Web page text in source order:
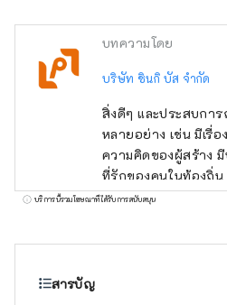
บทความโดย
บริษัท ชินกิ บัส จำกัด
สิ่งดีๆ และประสบกา
หลายอย่าง เช่น มีเรื่
ความคิดของผู้สร้าง
ที่รักของคนในท้องถิ่น
ประสบการณ์ที่ทำให้
บริการนี้รวมโฆษณาที่ได้รับการสนับสนุน
สารบัญ